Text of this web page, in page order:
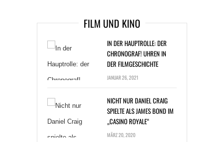
FILM UND KINO
IN DER HAUPTROLLE: DER
CHRONOGRAF! UHREN IN
DER FILMGESCHICHTE
JANUAR 26, 2021
NICHT NUR DANIEL CRAIG
SPIELTE ALS JAMES BOND IM
„CASINO ROYALE“
MÄRZ 20, 2020